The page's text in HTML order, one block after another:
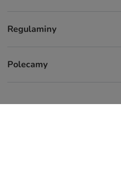
Regulaminy
Polecamy